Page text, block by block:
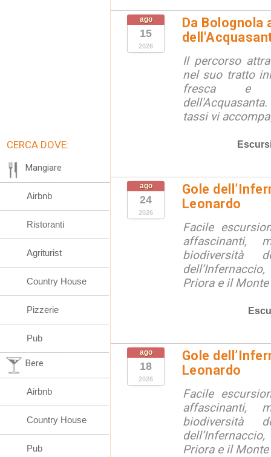
ago
15
2026
Da Bolognola
Il percorso
nel suo tratto
fresca e
tassi vi
ago
24
2026
Gole
Leonardo
Facile
affascinanti,
biodiversità
Priora e il
ago
18
2026
Gole
Leonardo
Facile
affascinanti,
biodiversità
Priora e il
CERCA DOVE:
Mangiare
Airbnb
Ristoranti
Agriturist
Country House
Pizzerie
Pub
Bere
Airbnb
Country House
Pub